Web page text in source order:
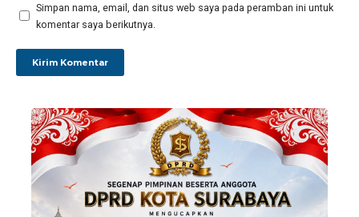
Simpan nama, email, dan situs web saya pada peramban ini untuk
komentar saya berikutnya.